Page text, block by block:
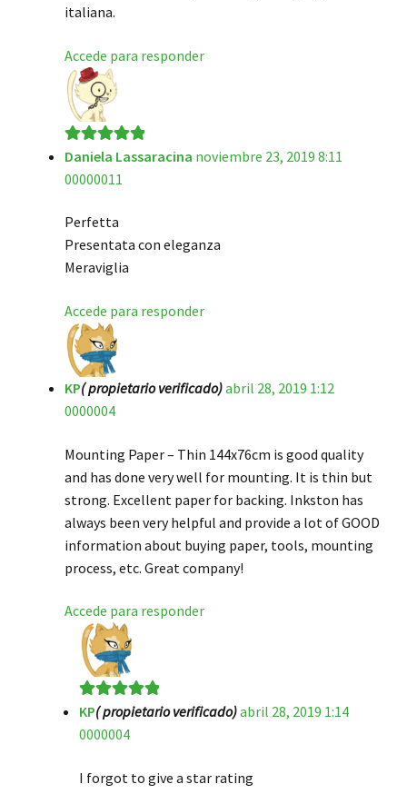
italiana.
Accede para responder
Valorado en5
de 5
Daniela Lassaracina noviembre 23, 2019 8:11
00000011
Perfetta
Presentata con eleganza
Meraviglia
Accede para responder
KP( propietario verificado)abril 28, 2019 1:12
0000004
Mounting Paper – Thin 144x76cm is good quality
and has done very well for mounting. It is thin but
strong. Excellent paper for backing. Inkston has
always been very helpful and provide a lot of GOOD
information about buying paper, tools, mounting
process, etc. Great company!
Accede para responder
Valorado en5
de 5
KP( propietario verificado)abril 28, 2019 1:14
0000004
I forgot to give a star rating